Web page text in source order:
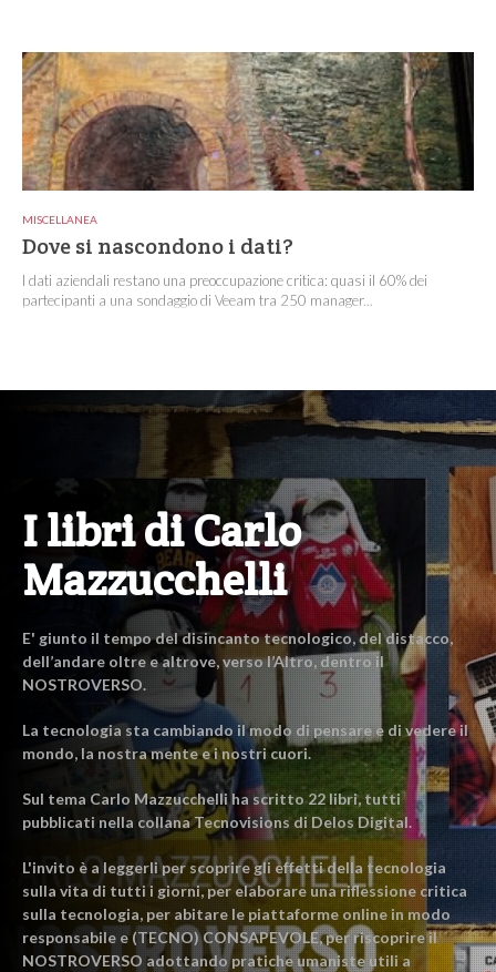
MISCELLANEA
Dove si nascondono i dati?
I dati aziendali restano una preoccupazione critica: quasi il 60% dei
partecipanti a una sondaggio di Veeam tra 250 manager...
I libri di Carlo
Mazzucchelli
E' giunto il tempo del disincanto tecnologico, del distacco,
dell’andare oltre e altrove, verso l’Altro, dentro il
NOSTROVERSO.
La tecnologia sta cambiando il modo di pensare e di vedere il
mondo, la nostra mente e i nostri cuori.
Sul tema Carlo Mazzucchelli ha scritto 22 libri, tutti
pubblicati nella collana Tecnovisions di Delos Digital.
L'invito è a leggerli per scoprire gli effetti della tecnologia
sulla vita di tutti i giorni, per elaborare una riflessione critica
sulla tecnologia, per abitare le piattaforme online in modo
responsabile e (TECNO) CONSAPEVOLE, per riscoprire il
NOSTROVERSO adottando pratiche umaniste utili a